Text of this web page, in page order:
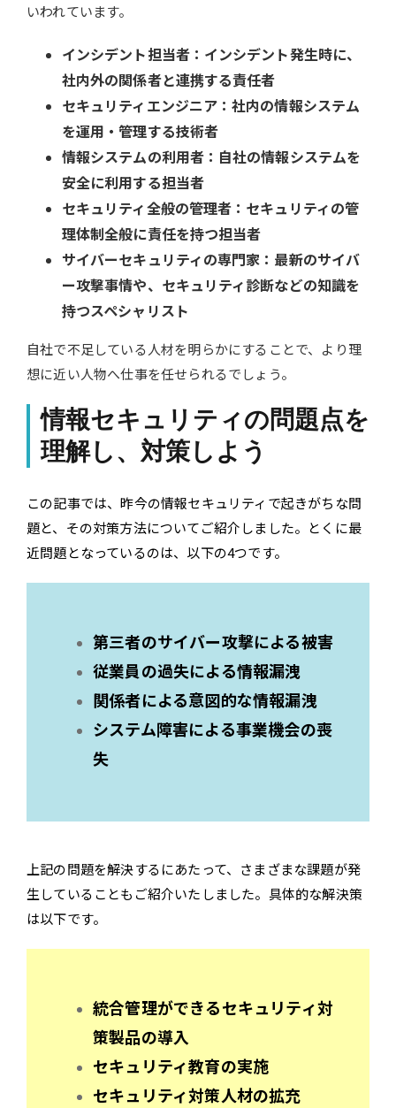
いわれています。
インシデント担当者：インシデント発生時に、
社内外の関係者と連携する責任者
セキュリティエンジニア：社内の情報システム
を運用・管理する技術者
情報システムの利用者：自社の情報システムを
安全に利用する担当者
セキュリティ全般の管理者：セキュリティの管
理体制全般に責任を持つ担当者
サイバーセキュリティの専門家：最新のサイバ
ー攻撃事情や、セキュリティ診断などの知識を
持つスペシャリスト
自社で不足している人材を明らかにすることで、より理
想に近い人物へ仕事を任せられるでしょう。
情報セキュリティの問題点を
理解し、対策しよう
この記事では、昨今の情報セキュリティで起きがちな問
題と、その対策方法についてご紹介しました。とくに最
近問題となっているのは、以下の4つです。
第三者のサイバー攻撃による被害
従業員の過失による情報漏洩
関係者による意図的な情報漏洩
システム障害による事業機会の喪
失
上記の問題を解決するにあたって、さまざまな課題が発
生していることもご紹介いたしました。具体的な解決策
は以下です。
統合管理ができるセキュリティ対
策製品の導入
セキュリティ教育の実施
セキュリティ対策人材の拡充